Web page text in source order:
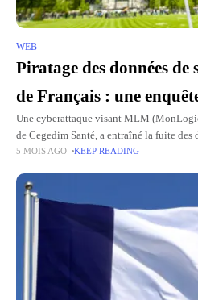
WEB
Piratage des données
de Français : une
Une cyberattaque visant MLM
de Cegedim Santé, a entraîné la fuite des
millions de patients français. Le ministère
5 MOIS AGO KEEP READING